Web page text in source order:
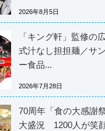
2026年8月5日
「キング軒」監修の
式汁なし担担麺／サ
ー食品...
2026年7月28日
70周年「食の大感謝祭
大盛況 1200人が笑